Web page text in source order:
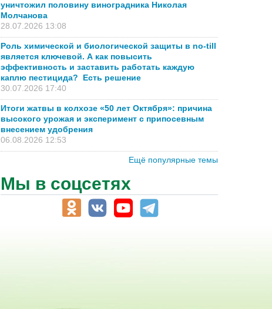
уничтожил половину виноградника Николая
Молчанова
28.07.2026 13:08
Роль химической и биологической защиты в no-till
является ключевой. А как повысить
эффективность и заставить работать каждую
каплю пестицида? Есть решение
30.07.2026 17:40
Итоги жатвы в колхозе «50 лет Октября»: причина
высокого урожая и эксперимент с припосевным
внесением удобрения
06.08.2026 12:53
Ещё популярные темы
Мы в соцсетях